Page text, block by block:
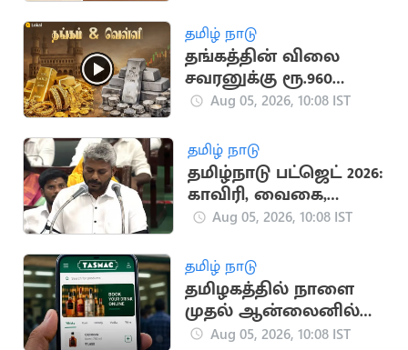
தமிழ் நாடு
தங்கத்தின் விலை
சவரனுக்கு ரூ.960
மீண்டும்
Aug 05, 2026, 10:08 IST
தமிழ் நாடு
தமிழ்நாடு பட்ஜெட் 2026:
காவிரி, வைகை,
தாமிரபரணியில் நதிச்
Aug 05, 2026, 10:08 IST
தமிழ் நாடு
தமிழகத்தில் நாளை
முதல் ஆன்லைனில்
மதுபானங்கள் ஆர்டர்
Aug 05, 2026, 10:08 IST